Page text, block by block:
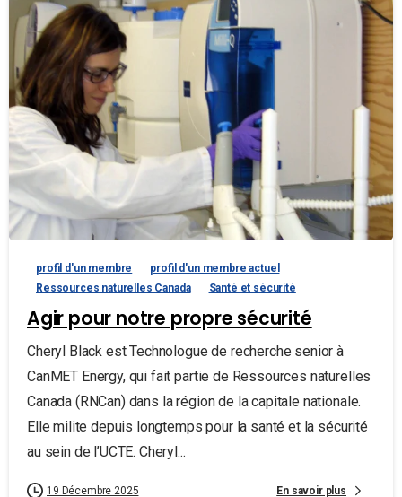
profil d'un membre
profil d'un membre actuel
Ressources naturelles Canada
Santé et sécurité
Agir pour notre propre sécurité
Cheryl Black est Technologue de recherche senior à
CanMET Energy, qui fait partie de Ressources naturelles
Canada (RNCan) dans la région de la capitale nationale.
Elle milite depuis longtemps pour la santé et la sécurité
au sein de l’UCTE. Cheryl...
19 Décembre 2025 En savoir plus